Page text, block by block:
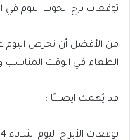
توقعات برج الحوت اليوم في
من الأفضل أن تحرص اليوم
الطعام في الوقت
قد يُهمك ايضـــــًا :
توقعات الأبراج اليوم الثلاثاء 24 سبتمبر / أيلول 2024